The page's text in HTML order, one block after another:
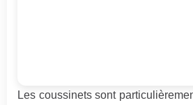
Les coussinets sont